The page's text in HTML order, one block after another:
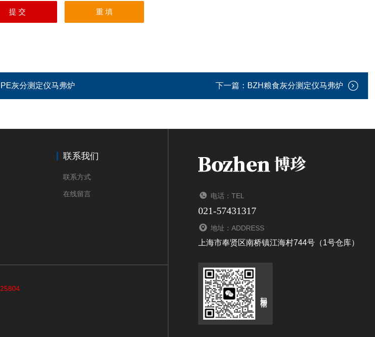
灰分测定仪马弗炉 下一篇： BZH粮食灰分测定仪马弗炉
联系我们
联系方式
在线留言 电话：TEL
021-57431317
地址：ADDRESS
上海市奉贤区南桥镇江海村744号（1号仓库）